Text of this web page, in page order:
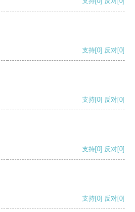
支持[0] 反对[0]
支持[0] 反对[0]
支持[0] 反对[0]
支持[0] 反对[0]